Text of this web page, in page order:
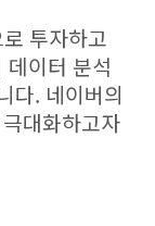
투자하고
이터 분석
다. 네이버의
대화하고자